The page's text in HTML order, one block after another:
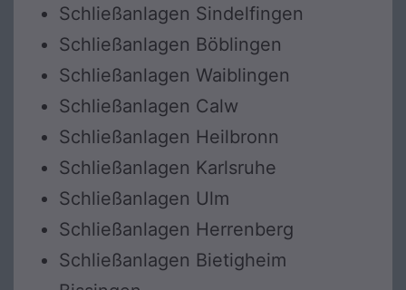
Schließanlagen Sindelfingen
Schließanlagen Böblingen
Schließanlagen Waiblingen
Schließanlagen Calw
Schließanlagen Heilbronn
Schließanlagen Karlsruhe
Schließanlagen Ulm
Schließanlagen Herrenberg
Schließanlagen Bietigheim